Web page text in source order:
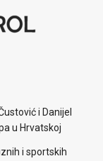
i Danijel
u Hrvatskoj
i sportskih